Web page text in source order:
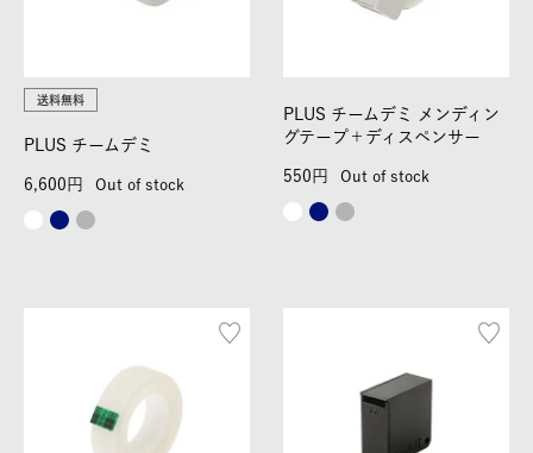
送料無料
PLUS チームデミ
6,600 Out of stock
PLUS チームデミ メンディン
グテープ＋ディスペンサー
550 Out of stock